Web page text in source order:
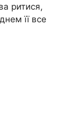
ритися,
її все